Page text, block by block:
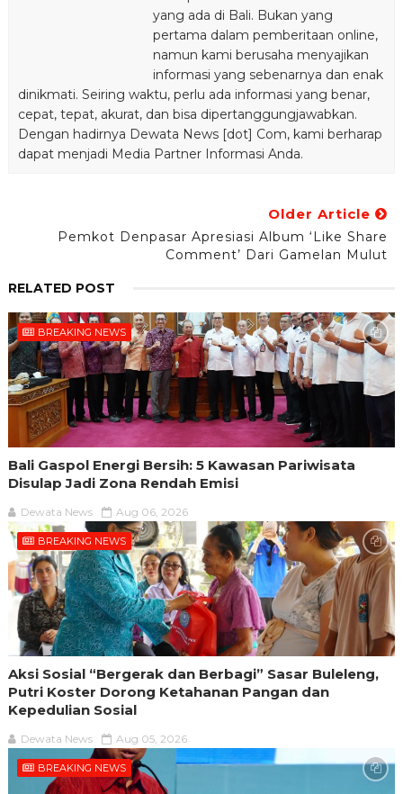
yang ada di Bali. Bukan yang
pertama dalam pemberitaan online,
namun kami berusaha menyajikan
informasi yang sebenarnya dan enak
dinikmati. Seiring waktu, perlu ada informasi yang benar,
cepat, tepat, akurat, dan bisa dipertanggungjawabkan.
Dengan hadirnya Dewata News [dot] Com, kami berharap
dapat menjadi Media Partner Informasi Anda.
Older Article
Pemkot Denpasar Apresiasi Album ‘Like Share
Comment’ Dari Gamelan Mulut
RELATED POST
BREAKING NEWS
Bali Gaspol Energi Bersih: 5 Kawasan Pariwisata
Disulap Jadi Zona Rendah Emisi
Dewata News Aug 06, 2026
BREAKING NEWS
Aksi Sosial “Bergerak dan Berbagi” Sasar Buleleng,
Putri Koster Dorong Ketahanan Pangan dan
Kepedulian Sosial
Dewata News Aug 05, 2026
BREAKING NEWS